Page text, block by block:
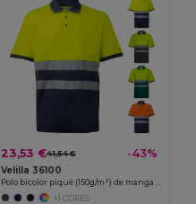
23,53 €41,54 € -43%
Velilla 36100
+1 CORES